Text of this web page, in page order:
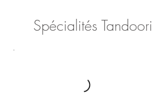
Spécialités Tandoori